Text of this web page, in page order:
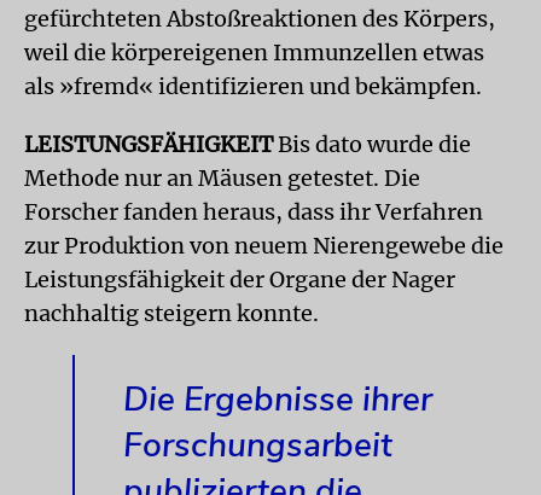
gefürchteten Abstoßreaktionen des Körpers,
weil die körpereigenen Immunzellen etwas
als »fremd« identifizieren und bekämpfen.
LEISTUNGSFÄHIGKEITBis dato wurde die
Methode nur an Mäusen getestet. Die
Forscher fanden heraus, dass ihr Verfahren
zur Produktion von neuem Nierengewebe die
Leistungsfähigkeit der Organe der Nager
nachhaltig steigern konnte.
Die Ergebnisse ihrer
Forschungsarbeit